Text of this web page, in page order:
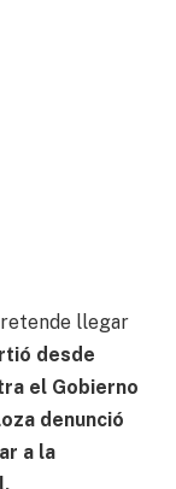
llegar
desde
el Gobierno
denunció
a la